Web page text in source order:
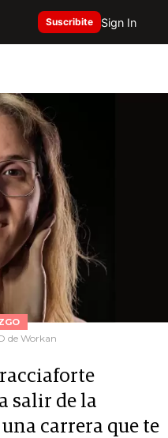
Suscribite Sign In
de Workan
salir de la
carrera que te